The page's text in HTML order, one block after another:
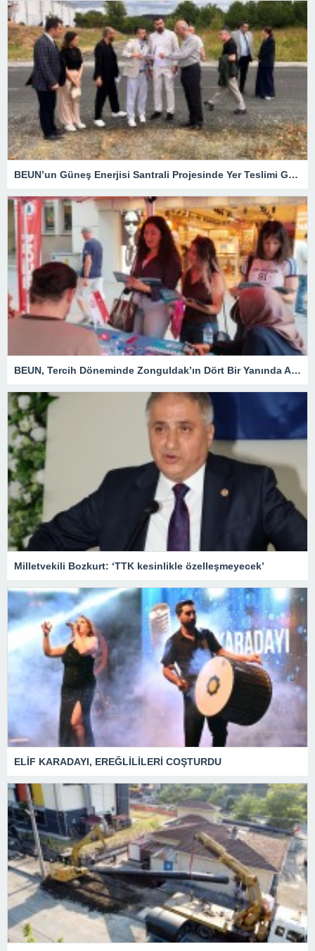
BEUN’un Güneş Enerjisi Santrali Projesinde Yer Teslimi Gerçekleştirildi
BEUN, Tercih Döneminde Zonguldak’ın Dört Bir Yanında Aday Öğrencilerle Buluşuyor
Milletvekili Bozkurt: ‘TTK kesinlikle özelleşmeyecek’
ELİF KARADAYI, EREĞLİLİLERİ COŞTURDU